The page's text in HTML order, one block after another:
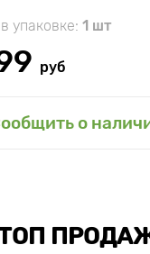
упаковке: 1 шт
руб
о